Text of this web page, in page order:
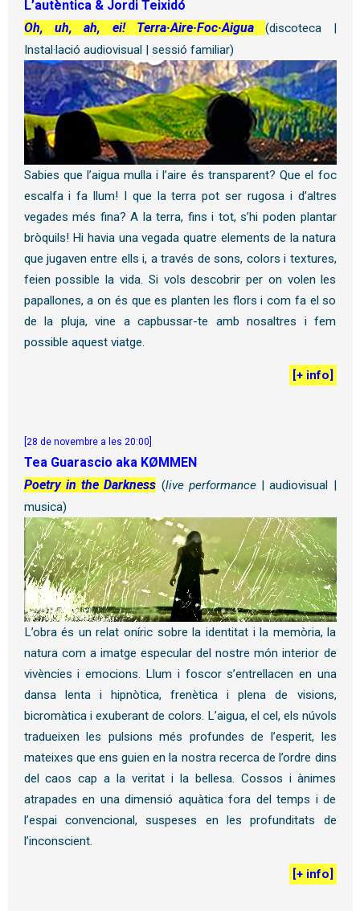
L’autèntica & Jordi Teixidó
Oh, uh, ah, ei! Terra·Aire·Foc·Aigua(discoteca |
Instal·lació audiovisual | sessió familiar)
Sabies que l’aigua mulla i l’aire és transparent? Que el foc
escalfa i fa llum! I que la terra pot ser rugosa i d’altres
vegades més fina? A la terra, fins i tot, s’hi poden plantar
bròquils! Hi havia una vegada quatre elements de la natura
que jugaven entre ells i, a través de sons, colors i textures,
feien possible la vida. Si vols descobrir per on volen les
papallones, a on és que es planten les flors i com fa el so
de la pluja, vine a capbussar-te amb nosaltres i fem
possible aquest viatge.
[+ info]
[28 de novembre a les 20:00]
Tea Guarascio aka KØMMEN
Poetry in the Darkness (live performance
| audiovisual |
musica)
L’obra és un relat oníric sobre la identitat i la memòria, la
natura com a imatge especular del nostre món interior de
vivències i emocions. Llum i foscor s’entrellacen en una
dansa lenta i hipnòtica, frenètica i plena de visions,
bicromàtica i exuberant de colors. L’aigua, el cel, els núvols
tradueixen les pulsions més profundes de l’esperit, les
mateixes que ens guien en la nostra recerca de l’ordre dins
del caos cap a la veritat i la bellesa. Cossos i ànimes
atrapades en una dimensió aquàtica fora del temps i de
l’espai convencional, suspeses en les profunditats de
l’inconscient.
[+ info]